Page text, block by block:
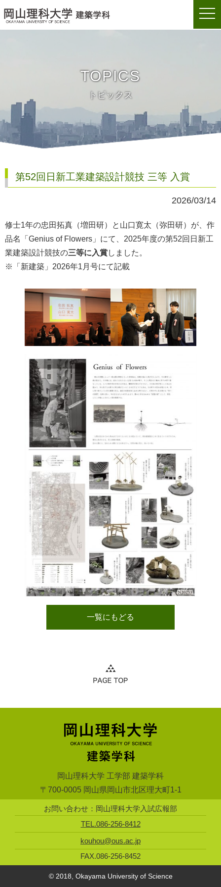
TOPICS
トピックス
第52回日新工業建築設計競技 三等 入賞
2026/03/14
修士1年の忠田拓真（増田研）と山口寛太（弥田研）が、作
品名「Genius of Flowers」にて、2025年度の第52回日新工
業建築設計競技の三等に入賞しました。
※「新建築」2026年1月号にて記載
一覧にもどる
岡山理科大学 工学部 建築学科
〒700-0005 岡山県岡山市北区理大町1-1
お問い合わせ：岡山理科大学入試広報部
TEL.086-256-8412
kouhou@ous.ac.jp
FAX.086-256-8452
© 2018, Okayama University of Science